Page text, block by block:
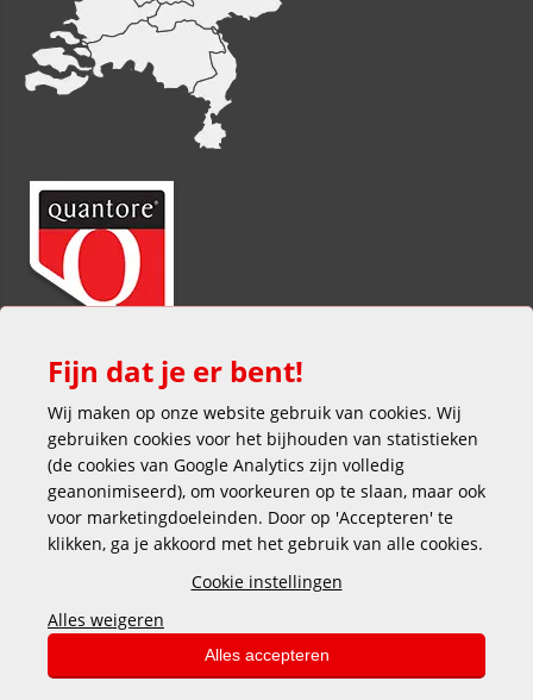
Veilig en gemakkelijk betalen
Fijn dat je er bent!
Wij maken op onze website gebruik van cookies. Wij
gebruiken cookies voor het bijhouden van statistieken
(de cookies van Google Analytics zijn volledig
geanonimiseerd), om voorkeuren op te slaan, maar ook
voor marketingdoeleinden. Door op 'Accepteren' te
klikken, ga je akkoord met het gebruik van alle cookies.
Cookie instellingen
Alles weigeren
Alles accepteren